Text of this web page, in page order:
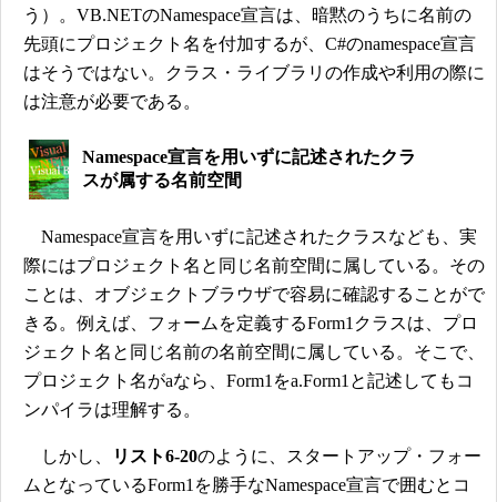
う）。VB.NETのNamespace宣言は、暗黙のうちに名前の
先頭にプロジェクト名を付加するが、C#のnamespace宣言
はそうではない。クラス・ライブラリの作成や利用の際に
は注意が必要である。
Namespace宣言を用いずに記述されたクラ
スが属する名前空間
Namespace宣言を用いずに記述されたクラスなども、実
際にはプロジェクト名と同じ名前空間に属している。その
ことは、オブジェクトブラウザで容易に確認することがで
きる。例えば、フォームを定義するForm1クラスは、プロ
ジェクト名と同じ名前の名前空間に属している。そこで、
プロジェクト名がaなら、Form1をa.Form1と記述してもコ
ンパイラは理解する。
しかし、 リスト6-20のように、スタートアップ・フォー
ムとなっているForm1を勝手なNamespace宣言で囲むとコ